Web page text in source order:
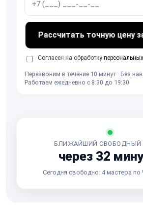
Рассчитать точную цену
Согласен на обработку
Перезвоним в течение 10 минут · Без
Работаем ежедневно с 8:30 до 19:30
БЛИЖАЙШИЙ СВОБОДНЫЙ
через 32
Сегодня свободно: 4 мастера по